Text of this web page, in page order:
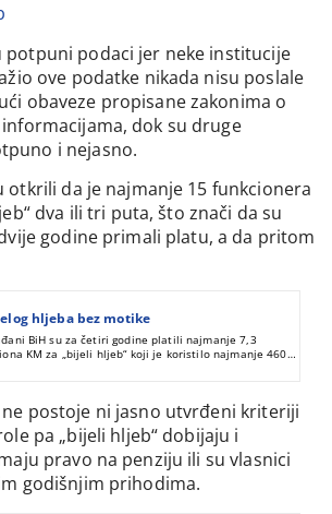
potpuni podaci jer neke institucije
ove podatke nikada nisu poslale
obaveze propisane zakonima o
dok su druge
i nejasno.
otkrili da je najmanje 15 funkcionera
dva ili tri puta, što znači da su
godine primali platu, a da pritom
hljeba bez motike
BiH su za četiri godine platili najmanje 7,3
KM za „bijeli hljeb“ koji je koristilo najmanje 460
Njih desetero su ovo pravo na plaću bez rada
postoje ni jasno utvrđeni kriteriji
pa „bijeli hljeb“ dobijaju i
pravo na penziju ili su vlasnici
godišnjim prihodima.